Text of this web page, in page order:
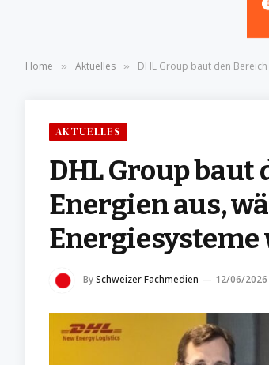
Home » Aktuelles » DHL Group baut den
AKTUELLES
DHL Group
Energien aus,
Energiesysteme
BySchweizer Fachmedien 12/06/2026